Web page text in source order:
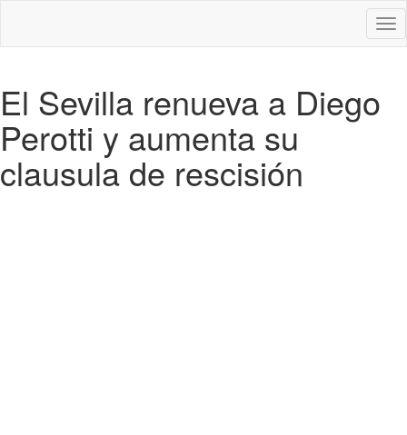
El Sevilla renueva a Diego
Perotti y aumenta su
clausula de rescisión